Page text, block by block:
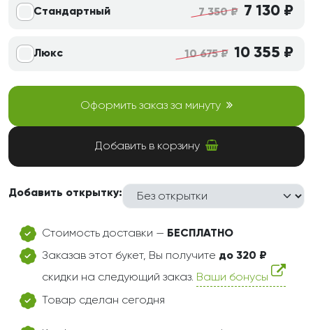
Стандартный 7 350 ₽ 7 130 ₽
Люкс 10 675 ₽ 10 355 ₽
Оформить заказ за минуту
Добавить в корзину
Добавить открытку:
Стоимость доставки — БЕСПЛАТНО
Заказав этот букет, Вы получите до 320 ₽
скидки на следующий заказ. Ваши бонусы
Товар сделан сегодня